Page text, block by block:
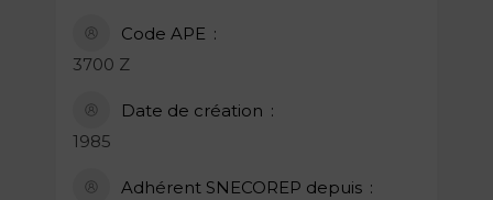
Code APE
3700 Z
Date de création
1985
Adhérent SNECOREP depuis